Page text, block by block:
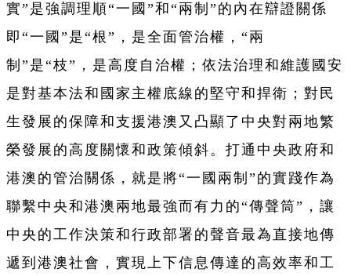
實”是強調理順“一國”和“兩制”的內在辯證關係
即“一國”是“根”，是全面管治權，“兩
制”是“枝”，是高度自治權；依法治理和維護國安
是對基本法和國家主權底線的堅守和捍衛；對民
生發展的保障和支援港澳又凸顯了中央對兩地繁
榮發展的高度關懷和政策傾斜。打通中央政府和
港澳的管治關係，就是將“一國兩制”的實踐作為
聯繫中央和港澳兩地最強而有力的“傳聲筒”，讓
中央的工作決策和行政部署的聲音最為直接地傳
遞到港澳社會，實現上下信息傳達的高效率和工